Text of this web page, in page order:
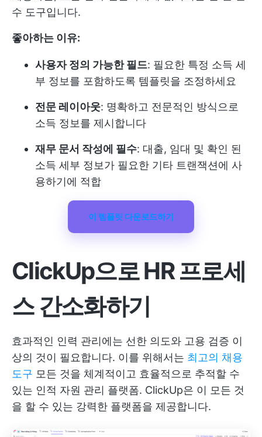
수 도구입니다.
좋아하는 이유:
사용자 정의 가능한 필드: 필요한 특정 소득 세
부 정보를 포함하도록 템플릿을 조정하세요
전문 레이아웃: 명확하고 전문적인 방식으로
소득 정보를 제시합니다
재무 문서 작성에 필수: 대출, 임대 및 확인 된
소득 세부 정보가 필요한 기타 트랜잭션에 사
용하기에 적합
이 템플릿 다운로드하기
ClickUp으로 HR 프로세
스 간소화하기
효과적인 인력 관리에는 선한 의도와 고용 검증 이
상의 것이 필요합니다. 이를 위해서는 최고의 채용
도구 모든 것을 체계적이고 효율적으로 추적할 수
있는 인적 자원 관리 플랫폼. ClickUp은 이 모든 것
을 할 수 있는 강력한 플랫폼을 제공합니다.